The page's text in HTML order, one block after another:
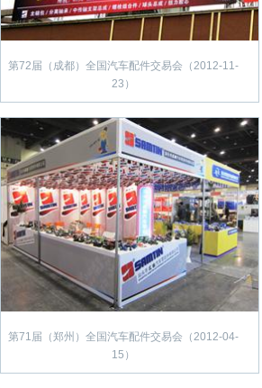
第72届（成都）全国汽车配件交易会（2012-11-
23）
第71届（郑州）全国汽车配件交易会（2012-04-
15）